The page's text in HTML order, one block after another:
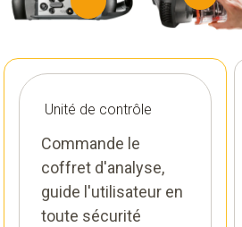
Unité de contrôle
Commande le
coffret d'analyse,
guide l'utilisateur en
toute sécurité